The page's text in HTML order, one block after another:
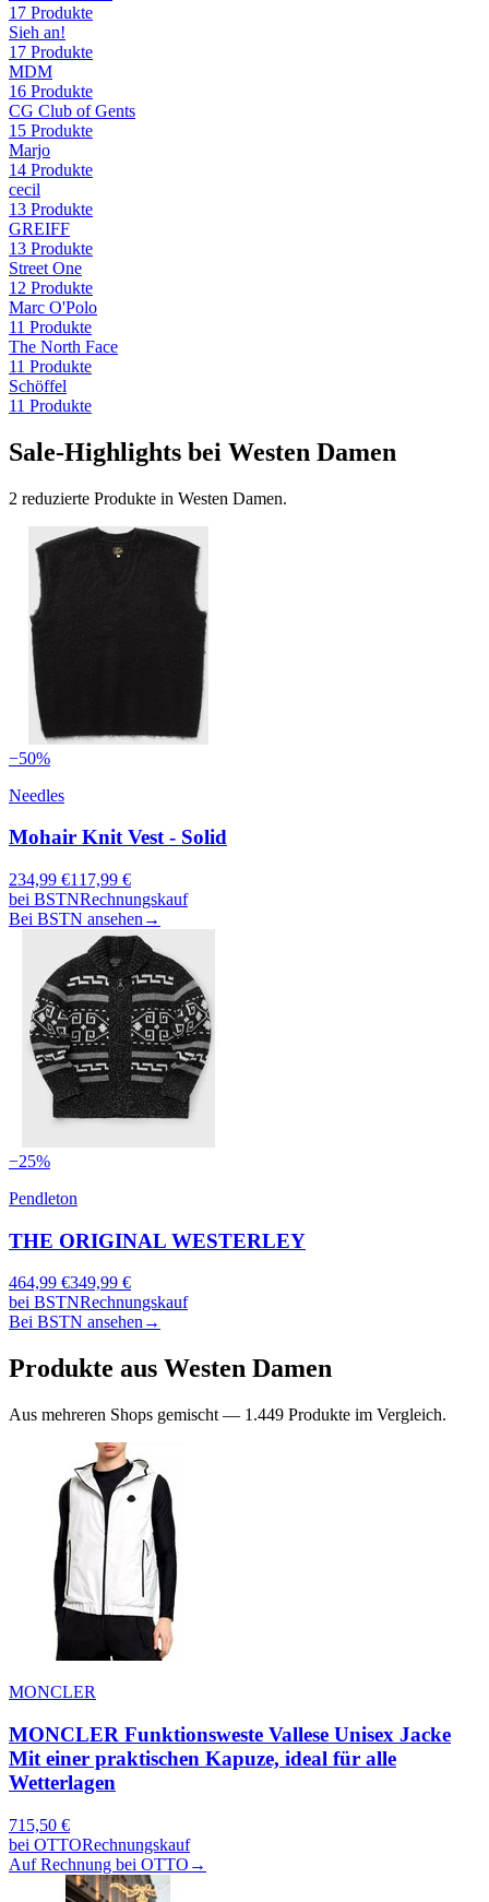
17 Produkte
Sieh an!
17 Produkte
MDM
16 Produkte
CG Club of Gents
15 Produkte
Marjo
14 Produkte
cecil
13 Produkte
GREIFF
13 Produkte
Street One
12 Produkte
Marc O'Polo
11 Produkte
The North Face
11 Produkte
Schöffel
11 Produkte
Sale-Highlights bei Westen Damen
2 reduzierte Produkte in Westen Damen.
−50%
Needles
Mohair Knit Vest - Solid
234,99 €117,99 €
bei BSTNRechnungskauf
Bei BSTN ansehen →
−25%
Pendleton
THE ORIGINAL WESTERLEY
464,99 €349,99 €
bei BSTNRechnungskauf
Bei BSTN ansehen →
Produkte aus Westen Damen
Aus mehreren Shops gemischt — 1.449 Produkte im Vergleich.
MONCLER
MONCLER Funktionsweste Vallese Unisex Jacke
Mit einer praktischen Kapuze, ideal für alle
Wetterlagen
715,50 €
bei OTTORechnungskauf
Auf Rechnung bei OTTO →